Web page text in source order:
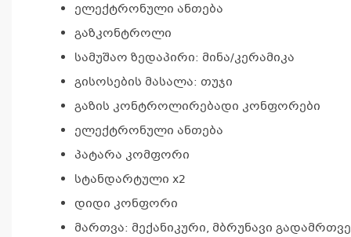
ელექტრონული ანთება
გაზკონტროლი
სამუშაო ზედაპირი: მინა/კერამიკა
გისოსების მასალა: თუჯი
გაზის კონტროლირებადი კონფორები
ელექტრონული ანთება
პატარა კომფორი
სტანდარტული x2
დიდი კონფორი
მართვა: მექანიკური, მბრუნავი